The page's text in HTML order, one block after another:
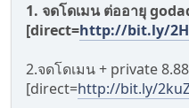
1. จดโดเมน ต่ออายุ
[direct=http://bit.ly/
2.จดโดเมน + private
[direct=http://bit.ly/